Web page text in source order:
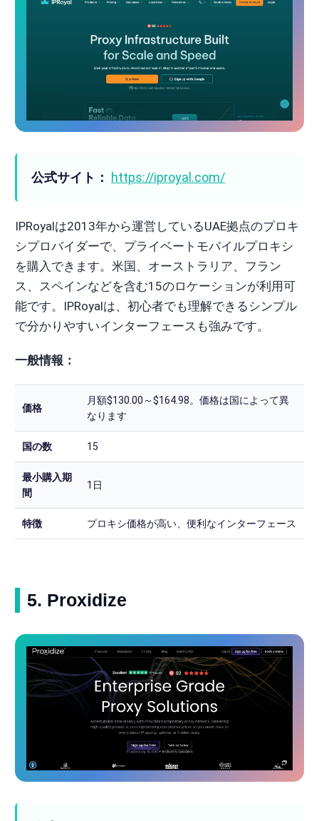
公式サイト： https://iproyal.com/
IPRoyalは2013年から運営しているUAE拠点のプロキ
シプロバイダーで、プライベートモバイルプロキシ
を購入できます。米国、オーストラリア、フラン
ス、スペインなどを含む15のロケーションが利用可
能です。IPRoyalは、初心者でも理解できるシンプル
で分かりやすいインターフェースも強みです。
一般情報：
価格
月額$130.00～$164.98。価格は国によって異
なります
国の数 15
最小購入期
間
1日
特徴 プロキシ価格が高い、便利なインターフェース
5. Proxidize